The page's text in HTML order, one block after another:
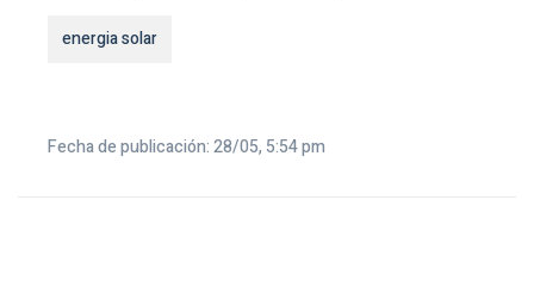
energia solar
Fecha de publicación: 28/05, 5:54 pm